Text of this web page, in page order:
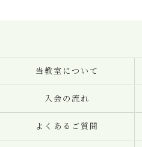
当教室について
入会の流れ
よくあるご質問